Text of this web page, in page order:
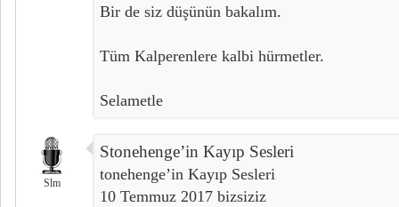
Bir de siz düşünün bakalım.
Tüm Kalperenlere kalbi hürmetler.
Selametle
Slm
Stonehenge’in Kayıp Sesleri
tonehenge’in Kayıp Sesleri
10 Temmuz 2017 bizsiziz